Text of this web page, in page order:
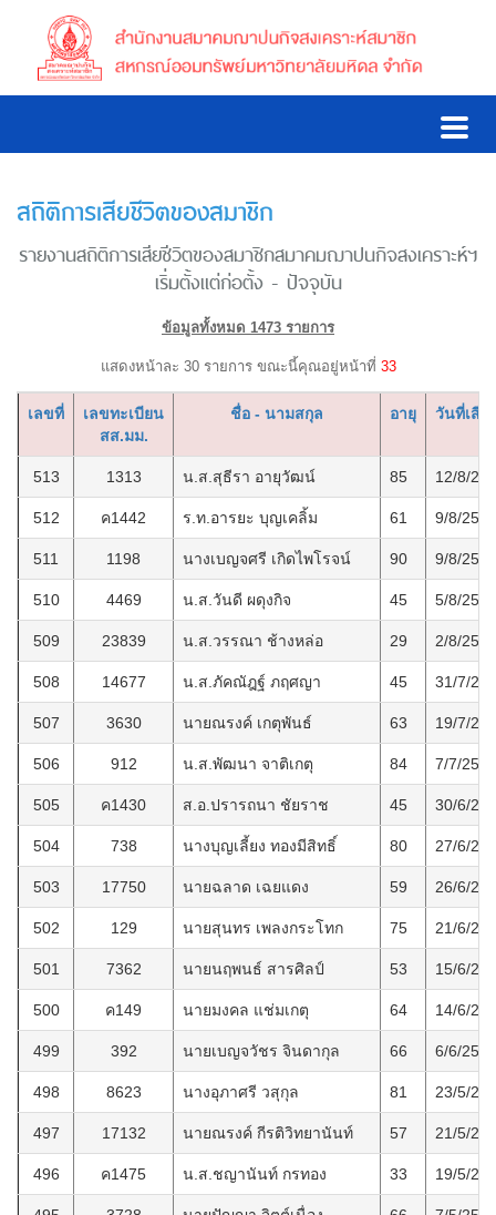
สถิติการเสียชีวิตของสมาชิก
รายงานสถิติการเสียชีวิตของสมาชิกสมาคมฌาปนกิจสงเคราะห์ฯ
เริ่มตั้งแต่ก่อตั้ง - ปัจจุบัน
ข้อมูลทั้งหมด 1473 รายการ
แสดงหน้าละ 30 รายการ ขณะนี้คุณอยู่หน้าที่ 33
เลขที่
เลขทะเบียน
สส.มม.
ชื่อ - นามสกุล อายุ วันที่เสีย
513 1313 น.ส.สุธีรา อายุวัฒน์ 85 12/8/
512 ค1442 ร.ท.อารยะ บุญเคลิ้ม 61 9/8/2561
511 1198 นางเบญจศรี เกิดไพโรจน์ 90 9/8/2561
510 4469 น.ส.วันดี ผดุงกิจ 45 5/8/2561
509 23839 น.ส.วรรณา ช้างหล่อ 29 2/8/2561
508 14677 น.ส.ภัคณัฎฐ์ ภฤศญา 45 31/7/
507 3630 นายณรงค์ เกตุพันธ์ 63 19/7/
506 912 น.ส.พัฒนา จาติเกตุ 84 7/7/2561
505 ค1430 ส.อ.ปรารถนา ชัยราช 45 30/6/
504 738 นางบุญเลี้ยง ทองมีสิทธิ์ 80 27/6/
503 17750 นายฉลาด เฉยแดง 59 26/6/
502 129 นายสุนทร เพลงกระโทก 75 21/6/
501 7362 นายนฤพนธ์ สารศิลป์ 53 15/6/
500 ค149 นายมงคล แช่มเกตุ 64 14/6/
499 392 นายเบญจวัชร จินดากุล 66 6/6/2561
498 8623 นางอุภาศรี วสุกุล 81 23/5/
497 17132 นายณรงค์ กีรติวิทยานันท์ 57 21/5/
496 ค1475 น.ส.ชญานันท์ กรทอง 33 19/5/